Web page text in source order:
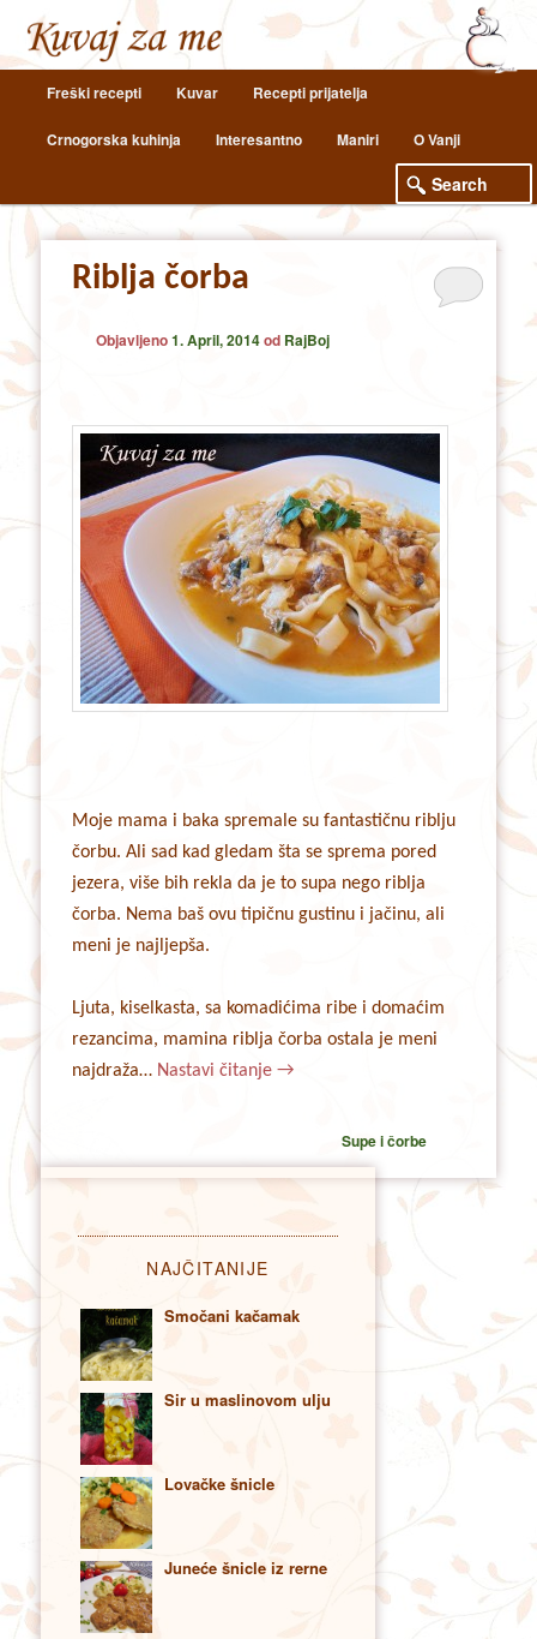
Skip
to
primary
Skip
to
secondary
Freški recepti Kuvar Recepti prijatelja
Crnogorska kuhinja Interesantno Maniri O Vanji
Riblja čorba
Objavljeno1. April, 2014od RajBoj
Moje mama i baka spremale su fantastičnu riblju
čorbu. Ali sad kad gledam šta se sprema pored
jezera, više bih rekla da je to supa nego riblja
čorba. Nema baš ovu tipičnu gustinu i jačinu, ali
meni je najljepša.
Ljuta, kiselkasta, sa komadićima ribe i domaćim
rezancima, mamina riblja čorba ostala je meni
najdraža… Nastavi čitanje→
Supe i čorbe
NAJČITANIJE
Smočani kačamak
Sir u maslinovom ulju
Lovačke šnicle
Juneće šnicle iz rerne